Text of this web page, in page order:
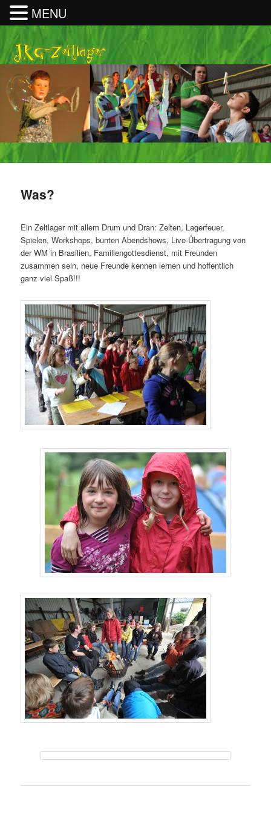
Was?
Ein Zeltlager mit allem Drum und Dran: Zelten, Lagerfeuer,
Spielen, Workshops, bunten Abendshows, Live-Übertragung von
der WM in Brasilien, Familiengottesdienst, mit Freunden
zusammen sein, neue Freunde kennen lernen und hoffentlich
ganz viel Spaß!!!
MENU